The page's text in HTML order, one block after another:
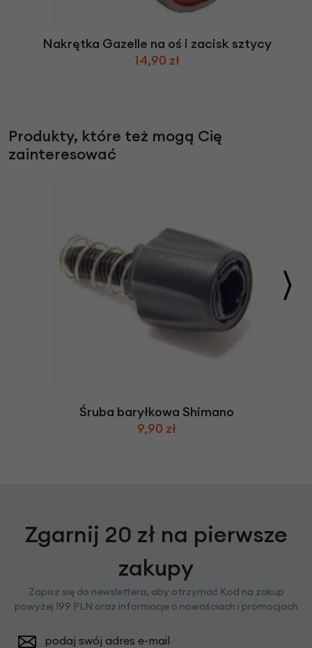
Nakrętka Gazelle na oś i zacisk sztycy
14,90 zł
Produkty, które też mogą Cię
zainteresować
Śruba baryłkowa Shimano
9,90 zł
Zgarnij 20 zł na pierwsze
zakupy
Zapisz się do newslettera, aby otrzymać Kod na zakup
powyżej 199 PLN oraz informacje o nowościach i promocjach
podaj swój adres e-mail